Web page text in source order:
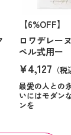
【6%OFF】
ロワデレー
ペル式用ー
¥4,127 （
最愛の人との
いにはモダン
ンを